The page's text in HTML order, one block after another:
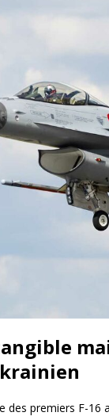
des premiers F-